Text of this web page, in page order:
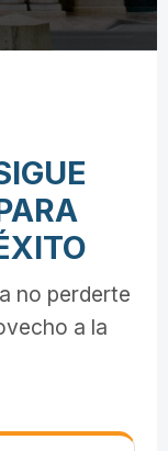
no perderte
a la